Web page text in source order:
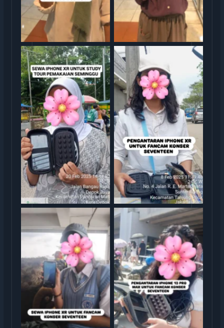
Serah Terima Sewa iPhone
TransGO
Serah Terima Sewa iPhone
XR Konser Seventeen
Serah Terima Sewa iPhone
XR Konser Seventeen
Serah Terima Sewa iPhone
13 Pro Max Konser
Seventeen